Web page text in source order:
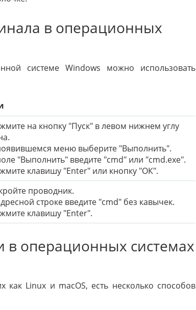
в операционных
системе Windows можно использовать
на кнопку "Пуск" в левом нижнем углу
меню выберите "Выполнить".
"Выполнить" введите "cmd" или "cmd.exe".
клавишу "Enter" или кнопку "ОК".
проводник.
строке введите "cmd" без кавычек.
клавишу "Enter".
в операционных системах
как Linux и macOS, есть несколько способов